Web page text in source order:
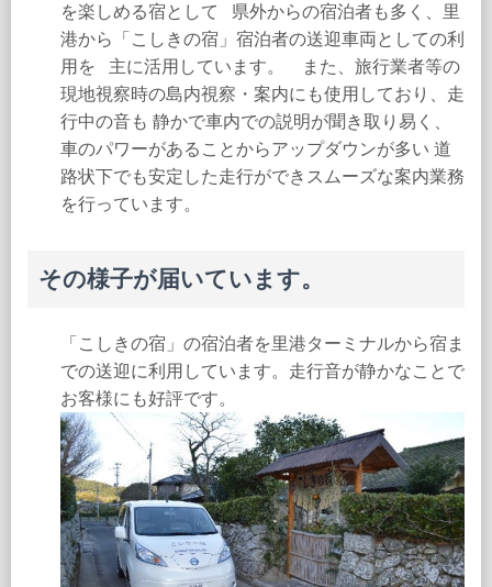
を楽しめる宿として 県外からの宿泊者も多く、里
港から「こしきの宿」宿泊者の送迎車両としての利
用を 主に活用しています。 また、旅行業者等の
現地視察時の島内視察・案内にも使用しており、走
行中の音も 静かで車内での説明が聞き取り易く、
車のパワーがあることからアップダウンが多い 道
路状下でも安定した走行ができスムーズな案内業務
を行っています。
その様子が届いています。
「こしきの宿」の宿泊者を里港ターミナルから宿ま
での送迎に利用しています。走行音が静かなことで
お客様にも好評です。